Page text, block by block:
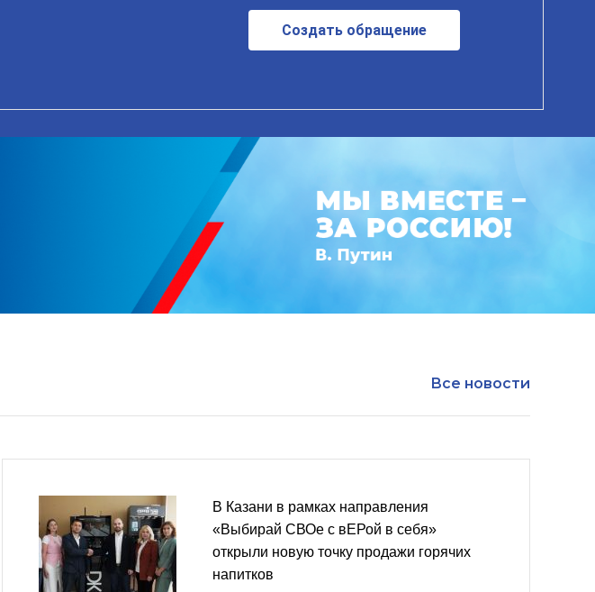
Создать обращение
Все новости
В Казани в рамках направления
«Выбирай СВОе с вЕРой в себя»
открыли новую точку продажи горячих
напитков